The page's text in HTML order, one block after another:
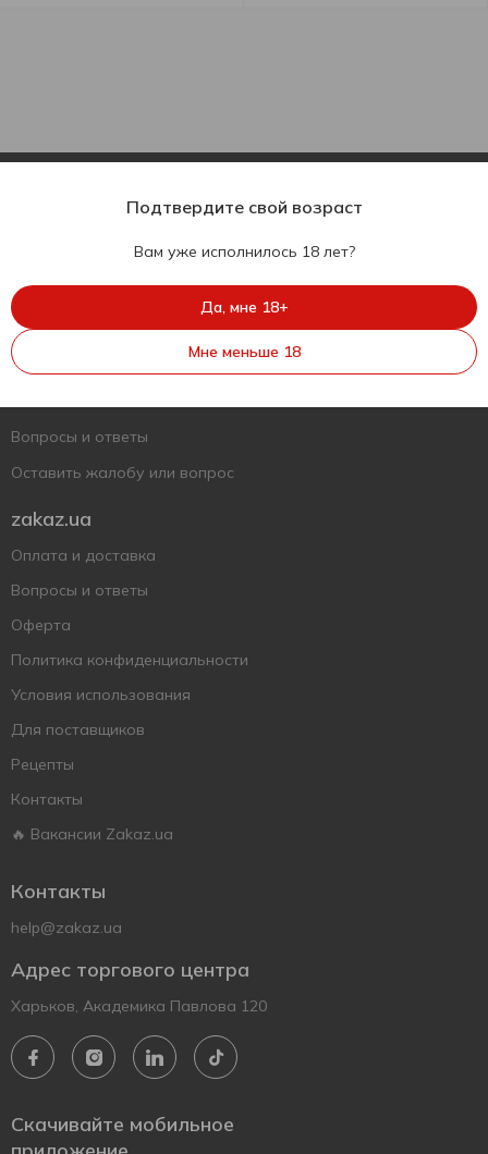
Укр
Поддержать ВСУ
Вопросы и ответы
Оставить жалобу или вопрос
zakaz.ua
Оплата и доставка
Вопросы и ответы
Оферта
Политика конфиденциальности
Условия использования
Для поставщиков
Рецепты
Контакты
🔥 Вакансии Zakaz.ua
Контакты
help@zakaz.ua
Адрес торгового центра
Харьков, Академика Павлова 120
Скачивайте мобильное
Подтвердите свой возраст
Вам уже исполнилось 18 лет?
Да, мне 18+
Мне меньше 18